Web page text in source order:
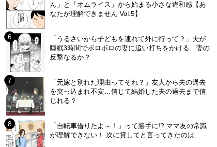
ん」と「オムライス」から始まる小さな違和感【あ
なたが理解できません Vol.5】
「うるさいから子どもを連れて外に行って？」夫が
睡眠3時間でボロボロの妻に追い打ちをかける…妻の
反撃なるか？
「元嫁と別れた理由ってそれ？」友人から夫の過去
を突っ込まれ不安…信じて結婚した夫の過去まで信
じれる？
「自転車借りたよ～！」って勝手に!? ママ友の常識
が理解できない！ 次に貸してと言ってきたのは…